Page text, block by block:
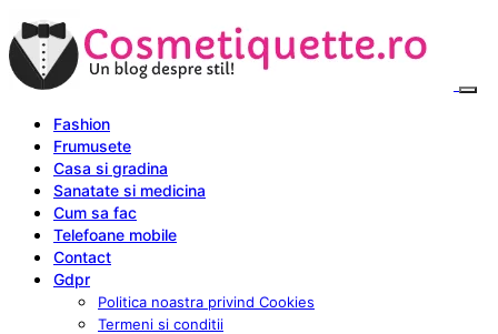
Fashion
Frumusete
Casa si gradina
Sanatate si medicina
Cum sa fac
Telefoane mobile
Contact
Gdpr
Politica noastra privind Cookies
Termeni si conditii